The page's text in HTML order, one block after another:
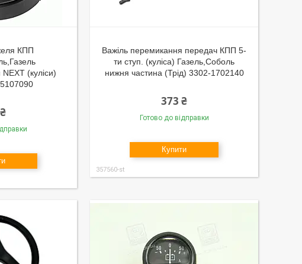
КПП
NEXT (кулiси)
Важiль перемикання передач КПП 5-
ти ступ. (кулiса) Газель,Соболь
нижня частина (Трiд) 3302-1702140
373 ₴
Готово до відправки
Купити
357560-st